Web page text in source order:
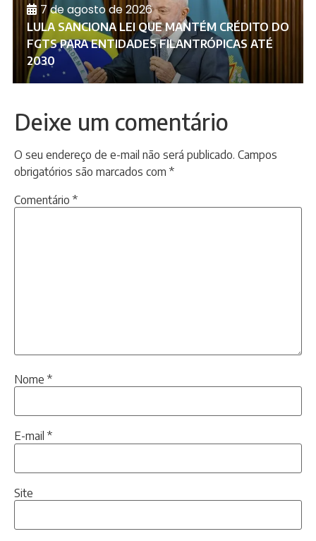
7 de agosto de 2026
LULA SANCIONA LEI QUE MANTÉM CRÉDITO DO
FGTS PARA ENTIDADES FILANTRÓPICAS ATÉ
2030
Deixe um comentário
O seu endereço de e-mail não será publicado. Campos
obrigatórios são marcados com *
Comentário *
Nome *
E-mail *
Site